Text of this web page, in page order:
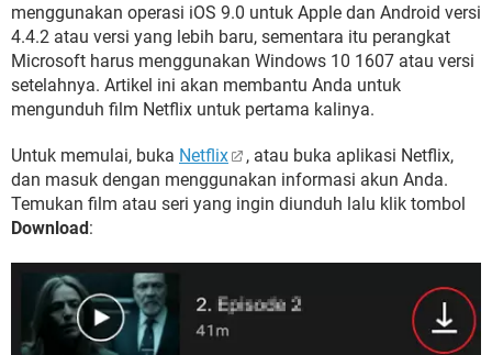
menggunakan operasi iOS 9.0 untuk Apple dan Android versi
4.4.2 atau versi yang lebih baru, sementara itu perangkat
Microsoft harus menggunakan Windows 10 1607 atau versi
setelahnya. Artikel ini akan membantu Anda untuk
mengunduh film Netflix untuk pertama kalinya.
Untuk memulai, buka Netflix
, atau buka aplikasi Netflix,
dan masuk dengan menggunakan informasi akun Anda.
Temukan film atau seri yang ingin diunduh lalu klik tombol
Download: